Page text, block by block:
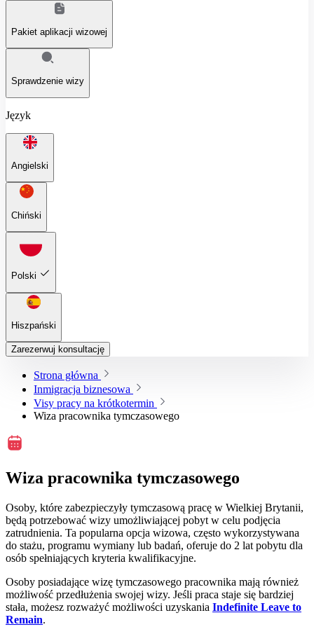
Pakiet aplikacji wizowej
Sprawdzenie wizy
Język
Angielski
Chiński
Polski
Hiszpański
Zarezerwuj konsultację
Strona główna
Inmigracja biznesowa
Visy pracy na krótkotermin
Wiza pracownika tymczasowego
Wiza pracownika tymczasowego
Osoby, które zabezpieczyły tymczasową pracę w Wielkiej Brytanii,
będą potrzebować wizy umożliwiającej pobyt w celu podjęcia
zatrudnienia. Ta popularna opcja wizowa, często wykorzystywana
do stażu, programu wymiany lub badań, oferuje do 2 lat pobytu dla
osób spełniających kryteria kwalifikacyjne.
Osoby posiadające wizę tymczasowego pracownika mają również
możliwość przedłużenia swojej wizy. Jeśli praca staje się bardziej
stała, możesz rozważyć możliwości uzyskania Indefinite Leave to
Remain.